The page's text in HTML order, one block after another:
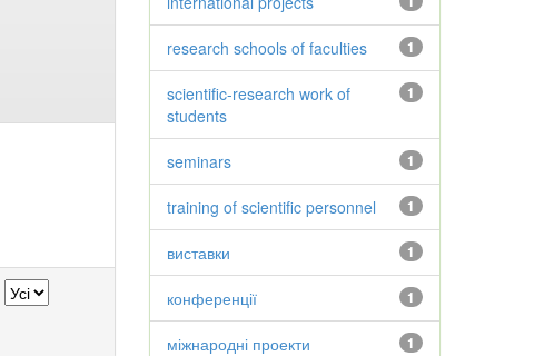
1
research schools of faculties
1
scientific-research work of
students
1
seminars
1
training of scientific personnel
1
виставки
1
конференції
1
міжнародні проекти